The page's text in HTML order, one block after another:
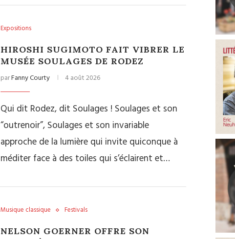
Expositions
HIROSHI SUGIMOTO FAIT VIBRER LE
MUSÉE SOULAGES DE RODEZ
parFanny Courty 4 août 2026
Qui dit Rodez, dit Soulages ! Soulages et son
“outrenoir”, Soulages et son invariable
approche de la lumière qui invite quiconque à
méditer face à des toiles qui s’éclairent et…
Musique classique Festivals
NELSON GOERNER OFFRE SON